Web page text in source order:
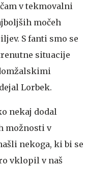
v tekmovalni
močeh
S fanti smo se
situacije
Lorbek.
nekaj dodal
možnosti v
nekoga, ki bi se
vklopil v naš